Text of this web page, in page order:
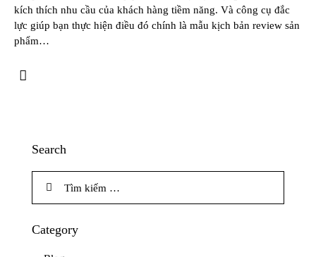
kích thích nhu cầu của khách hàng tiềm năng. Và công cụ đắc
lực giúp bạn thực hiện điều đó chính là mẫu kịch bản review sản
phẩm…
Search
kiếm
Category